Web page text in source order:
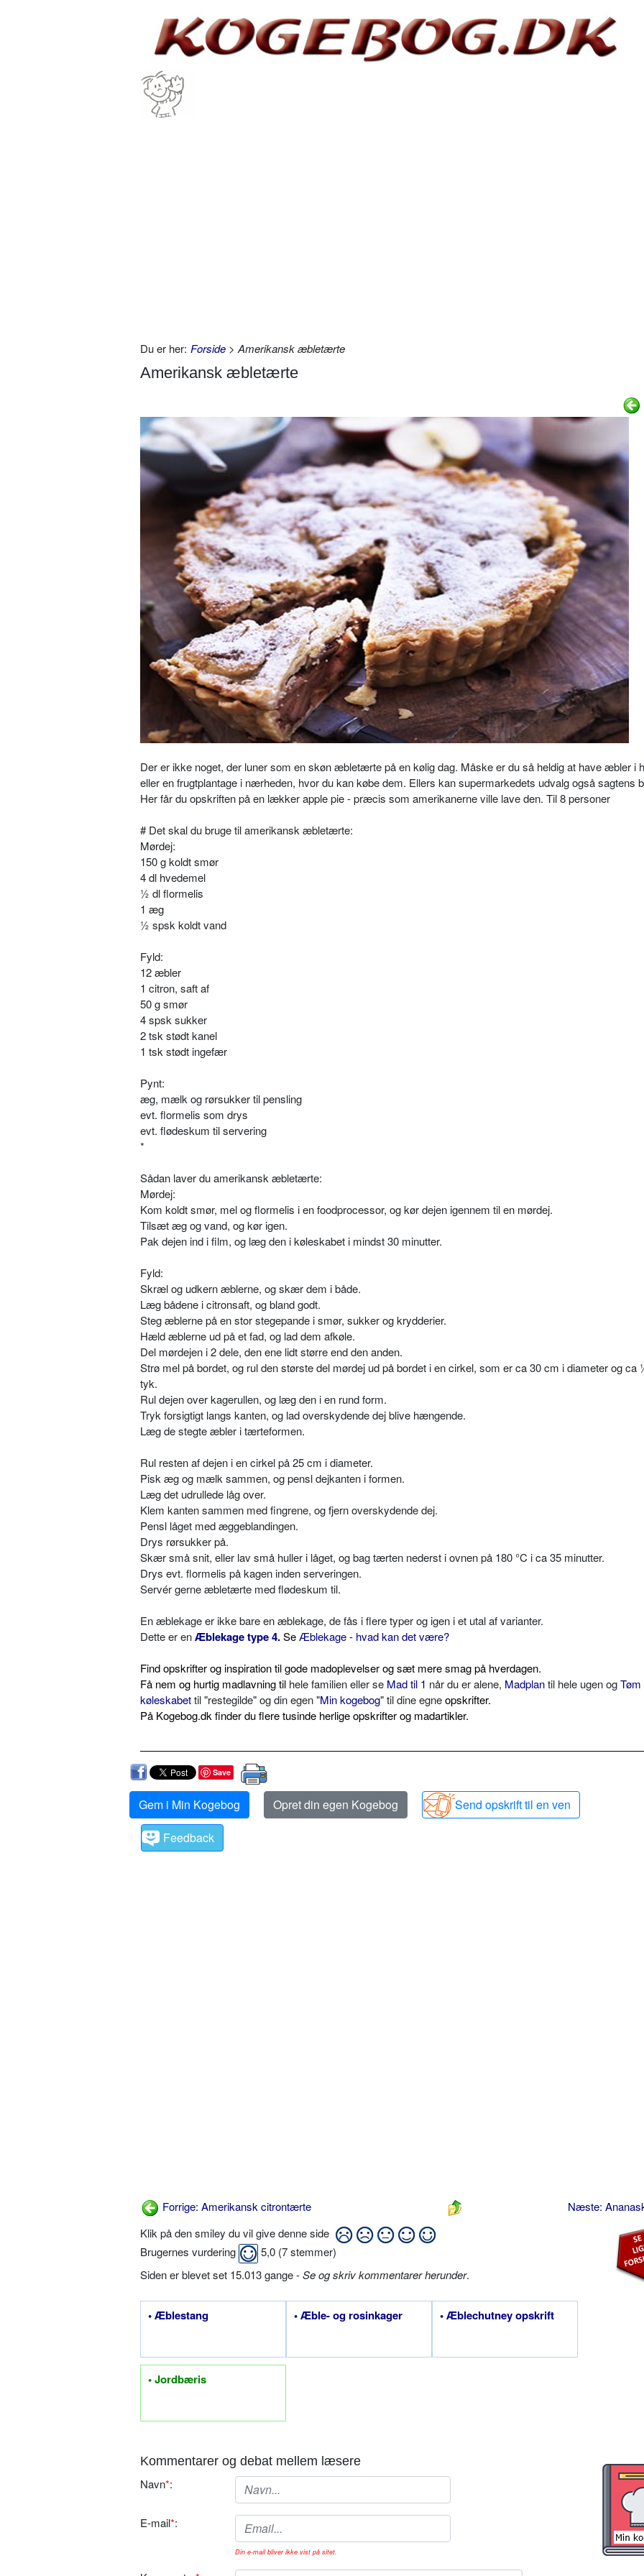
Du er her: Forside > Amerikansk æbletærte
Amerikansk æbletærte
Der er ikke noget, der luner som en skøn æbletærte på en kølig dag. Måske er du så heldig at have æbler i
eller en frugtplantage i nærheden, hvor du kan købe dem. Ellers kan supermarkedets udvalg også sagtens
Her får du opskriften på en lækker apple pie - præcis som amerikanerne ville lave den. Til 8 personer
# Det skal du bruge til amerikansk æbletærte:
Mørdej:
150 g koldt smør
4 dl hvedemel
½ dl flormelis
1 æg
½ spsk koldt vand
Fyld:
12 æbler
1 citron, saft af
50 g smør
4 spsk sukker
2 tsk stødt kanel
1 tsk stødt ingefær
Pynt:
æg, mælk og rørsukker til pensling
evt. flormelis som drys
evt. flødeskum til servering
*
Sådan laver du amerikansk æbletærte:
Mørdej:
Kom koldt smør, mel og flormelis i en foodprocessor, og kør dejen igennem til en mørdej.
Tilsæt æg og vand, og kør igen.
Pak dejen ind i film, og læg den i køleskabet i mindst 30 minutter.
Fyld:
Skræl og udkern æblerne, og skær dem i både.
Læg bådene i citronsaft, og bland godt.
Steg æblerne på en stor stegepande i smør, sukker og krydderier.
Hæld æblerne ud på et fad, og lad dem afkøle.
Del mørdejen i 2 dele, den ene lidt større end den anden.
Strø mel på bordet, og rul den største del mørdej ud på bordet i en cirkel, som er ca 30 cm i diameter og ca
tyk.
Rul dejen over kagerullen, og læg den i en rund form.
Tryk forsigtigt langs kanten, og lad overskydende dej blive hængende.
Læg de stegte æbler i tærteformen.
Rul resten af dejen i en cirkel på 25 cm i diameter.
Pisk æg og mælk sammen, og pensl dejkanten i formen.
Læg det udrullede låg over.
Klem kanten sammen med fingrene, og fjern overskydende dej.
Pensl låget med æggeblandingen.
Drys rørsukker på.
Skær små snit, eller lav små huller i låget, og bag tærten nederst i ovnen på 180 °C i ca 35 minutter.
Drys evt. flormelis på kagen inden serveringen.
Servér gerne æbletærte med flødeskum til.
En æblekage er ikke bare en æblekage, de fås i flere typer og igen i et utal af varianter.
Dette er enÆblekage type 4.SeÆblekage - hvad kan det være?
Find opskrifter og inspiration til gode madoplevelser og sæt mere smag på hverdagen.
Få nem og hurtig madlavning til hele familien eller se Mad til 1 når du er alene, Madplantil hele ugen ogTøm
køleskabettil "restegilde" og din egen "Min kogebog" til dine egneopskrifter.
På Kogebog.dk finder du flere tusinde herlige opskrifter og madartikler.
Save
Gem i Min Kogebog Opret din egen Kogebog
Send opskrift til en ven
Feedback
Forrige: Amerikansk citrontærte
Næste:
Klik på den smiley du vil give denne side
Brugernes vurdering
5,0 (7stemmer)
Siden er blevet set 15.013 gange -Se og skriv kommentarer herunder.
• Æblestang • Æble- og rosinkager • Æblechutney opskrift
• Jordbæris
Kommentarer og debat mellem læsere
Navn*:
E-mail*:
Din e-mail bliver ikke vist på sitet.